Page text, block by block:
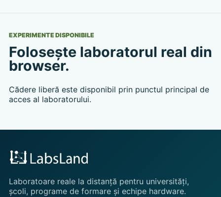
EXPERIMENTE DISPONIBILE
Folosește laboratorul real din
browser.
Cădere liberă este disponibil prin punctul principal de
acces al laboratorului.
Laboratoare reale la distanță pentru universități,
școli, programe de formare și echipe hardware.